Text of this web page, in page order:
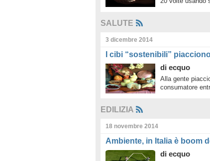
SALUTE
3 dicembre 2014
I cibi “sostenibili”
di ecquo
Alla gente
consumatore
EDILIZIA
18 novembre 2014
Ambiente, in Italia è boom
di ecquo